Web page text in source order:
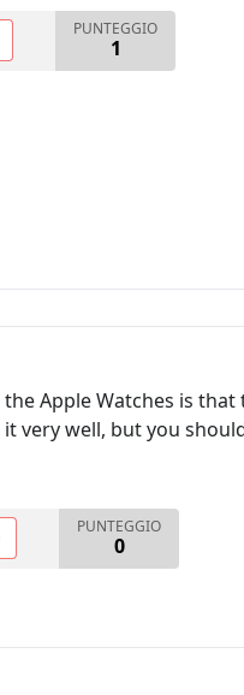
PUNTEGGIO
1
Apple Watches is
very well, but you
PUNTEGGIO
0